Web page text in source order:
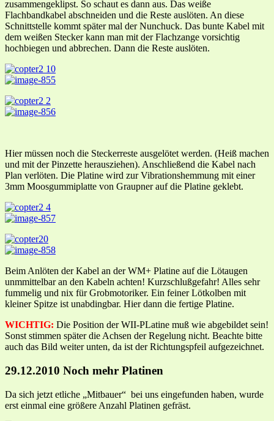
zusammengeklipst. So schaut es dann aus. Das weiße
Flachbandkabel abschneiden und die Reste auslöten. An diese
Schnittstelle kommt später mal der Nunchuck. Das bunte Kabel mit
dem weißen Stecker kann man mit der Flachzange vorsichtig
hochbiegen und abbrechen. Dann die Reste auslöten.
Hier müssen noch die Steckerreste ausgelötet werden. (Heiß machen
und mit der Pinzette herausziehen). Anschließend die Kabel nach
Plan verlöten. Die Platine wird zur Vibrationshemmung mit einer
3mm Moosgummiplatte von Graupner auf die Platine geklebt.
Beim Anlöten der Kabel an der WM+ Platine auf die Lötaugen
unmmittelbar an den Kabeln achten! Kurzschlußgefahr! Alles sehr
fummelig und nix für Grobmotoriker. Ein feiner Lötkolben mit
kleiner Spitze ist unabdingbar. Hier dann die fertige Platine.
WICHTIG: Die Position der WII-PLatine muß wie abgebildet sein!
Sonst stimmen später die Achsen der Regelung nicht. Beachte bitte
auch das Bild weiter unten, da ist der Richtungspfeil aufgezeichnet.
29.12.2010 Noch mehr Platinen
Da sich jetzt etliche „Mitbauer“ bei uns eingefunden haben, wurde
erst einmal eine größere Anzahl Platinen gefräst.